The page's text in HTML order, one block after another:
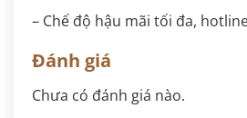
– Chế độ hậu mãi tối đa,
Đánh giá
Chưa có đánh giá nào.